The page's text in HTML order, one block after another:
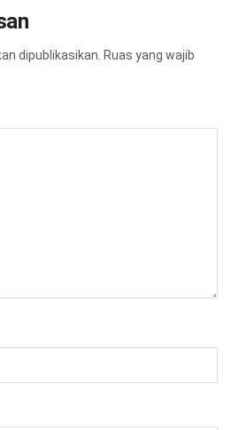
dipublikasikan. Ruas yang wajib